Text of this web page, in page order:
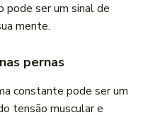
pode ser um sinal de
mente.
pernas
constante pode ser um
tensão muscular e